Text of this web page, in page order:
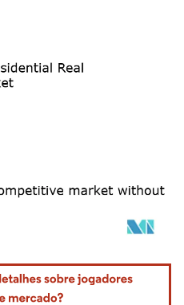
requer atribuição conforme CC BY 4.0.